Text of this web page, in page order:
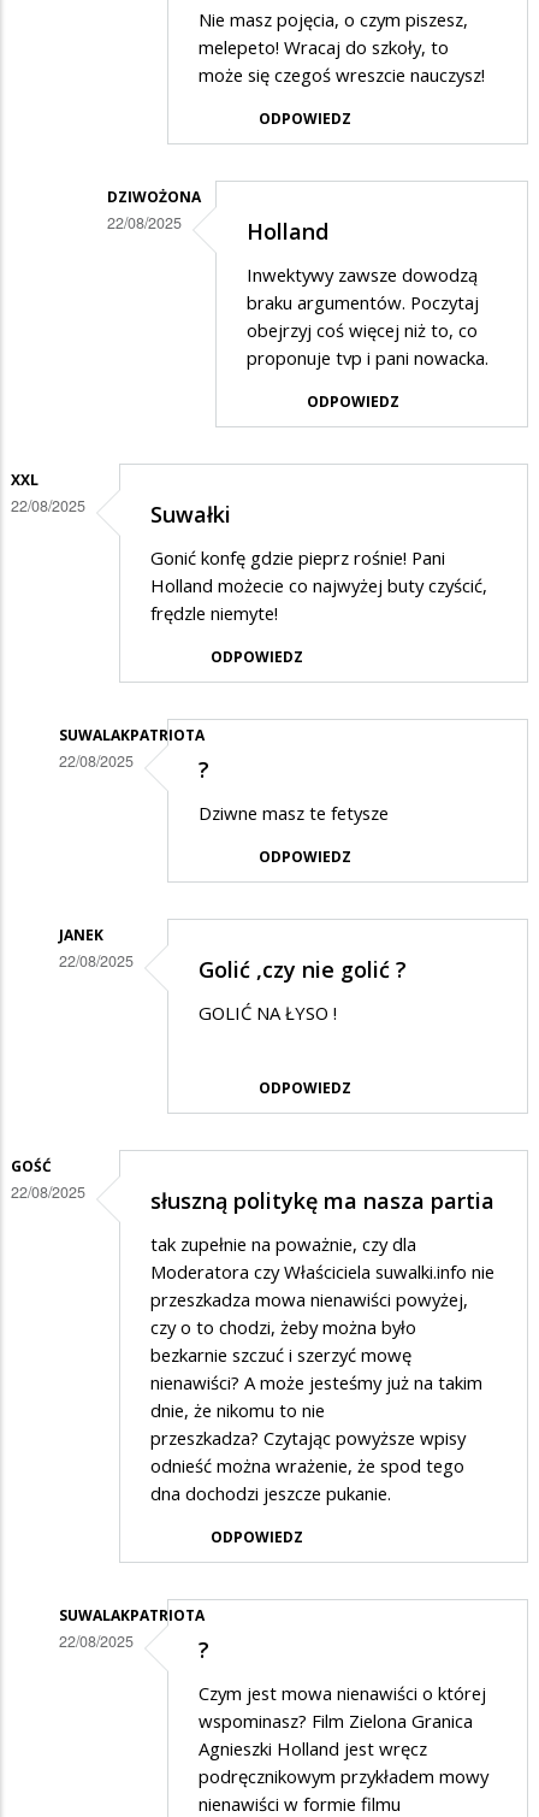
odpowiedzi
Holland
Nie masz pojęcia, o czym piszesz,
melepeto! Wracaj do szkoły, to
może się czegoś wreszcie nauczysz!
ODPOWIEDZ
DZIWOŻONA
22/08/2025
Niewiedza
Dziwożyny
Holland
Inwektywy zawsze dowodzą
braku argumentów. Poczytaj
obejrzyj coś więcej niż to, co
proponuje tvp i pani nowacka.
ODPOWIEDZ
XXL
22/08/2025 Suwałki
Gonić konfę gdzie pieprz rośnie! Pani
Holland możecie co najwyżej buty czyścić,
frędzle niemyte!
ODPOWIEDZ
SUWALAKPATRIOTA
22/08/2025
odpowiedzi
na
?
Dziwne masz te fetysze
ODPOWIEDZ
JANEK
22/08/2025
Suwałki
Golić ,czy nie golić ?
GOLIĆ NA ŁYSO !
ODPOWIEDZ
GOŚĆ
22/08/2025 słuszną politykę ma nasza partia
tak zupełnie na poważnie, czy dla
Moderatora czy Właściciela suwalki.info nie
przeszkadza mowa nienawiści powyżej,
czy o to chodzi, żeby można było
bezkarnie szczuć i szerzyć mowę
nienawiści? A może jesteśmy już na takim
dnie, że nikomu to nie
przeszkadza? Czytając powyższe wpisy
odnieść można wrażenie, że spod tego
dna dochodzi jeszcze pukanie.
ODPOWIEDZ
SUWALAKPATRIOTA
22/08/2025 ?
Czym jest mowa nienawiści o której
wspominasz? Film Zielona Granica
Agnieszki Holland jest wręcz
podręcznikowym przykładem mowy
nienawiści w formie filmu